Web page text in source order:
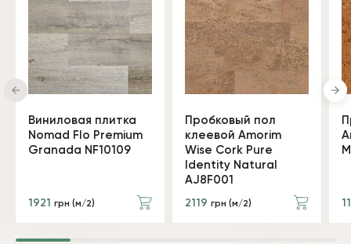
Виниловая плитка
Nomad Flo Premium
Granada NF10109
1921 грн (м/2)
Пробковый пол
клеевой Amorim
Wise Cork Pure
Identity Natural
AJ8F001
2119 грн (м/2)